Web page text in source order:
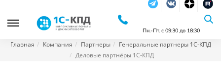
Пн.-Пт. с 09:30 до 18:30
Главная Компания Партнеры
Генеральные партнеры 1С-КПД
Деловые партнёры 1С-КПД